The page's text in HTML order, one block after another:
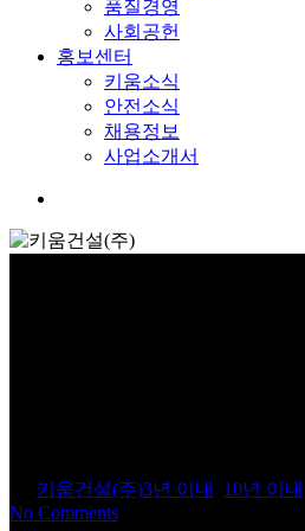
품질경영
사회공헌
홍보센터
키움소식
안전소식
채용정보
사업소개서
키움건설(주)3년 이내 10년 이내
No Comments